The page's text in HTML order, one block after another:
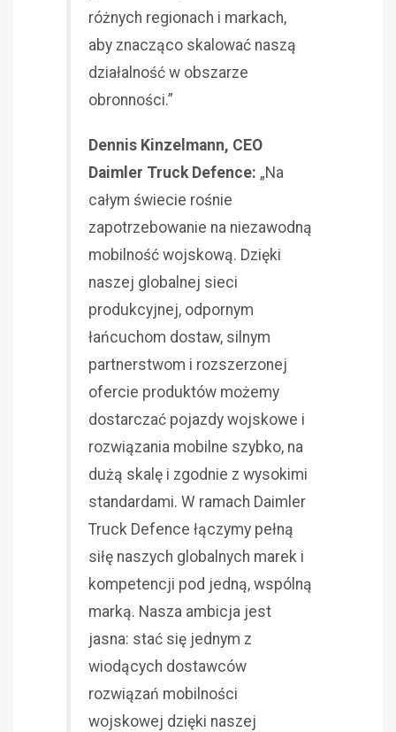
różnych regionach i markach,
aby znacząco skalować naszą
działalność w obszarze
obronności.”
Dennis Kinzelmann, CEO
Daimler Truck Defence: „Na
całym świecie rośnie
zapotrzebowanie na niezawodną
mobilność wojskową. Dzięki
naszej globalnej sieci
produkcyjnej, odpornym
łańcuchom dostaw, silnym
partnerstwom i rozszerzonej
ofercie produktów możemy
dostarczać pojazdy wojskowe i
rozwiązania mobilne szybko, na
dużą skalę i zgodnie z wysokimi
standardami. W ramach Daimler
Truck Defence łączymy pełną
siłę naszych globalnych marek i
kompetencji pod jedną, wspólną
marką. Nasza ambicja jest
jasna: stać się jednym z
wiodących dostawców
rozwiązań mobilności
wojskowej dzięki naszej